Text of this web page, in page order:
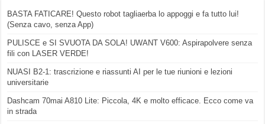
BASTA FATICARE! Questo robot tagliaerba lo appoggi e fa tutto lui!
(Senza cavo, senza App)
PULISCE e SI SVUOTA DA SOLA! UWANT V600: Aspirapolvere senza
fili con LASER VERDE!
NUASI B2-1: trascrizione e riassunti AI per le tue riunioni e lezioni
universitarie
Dashcam 70mai A810 Lite: Piccola, 4K e molto efficace. Ecco come va
in strada